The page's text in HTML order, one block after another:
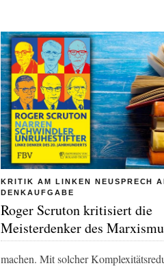
KRITIK AM LINKEN NEUSPRECH
DENKAUFGABE
Roger Scruton kritisiert die
Meisterdenker des
machen. Mit solcher